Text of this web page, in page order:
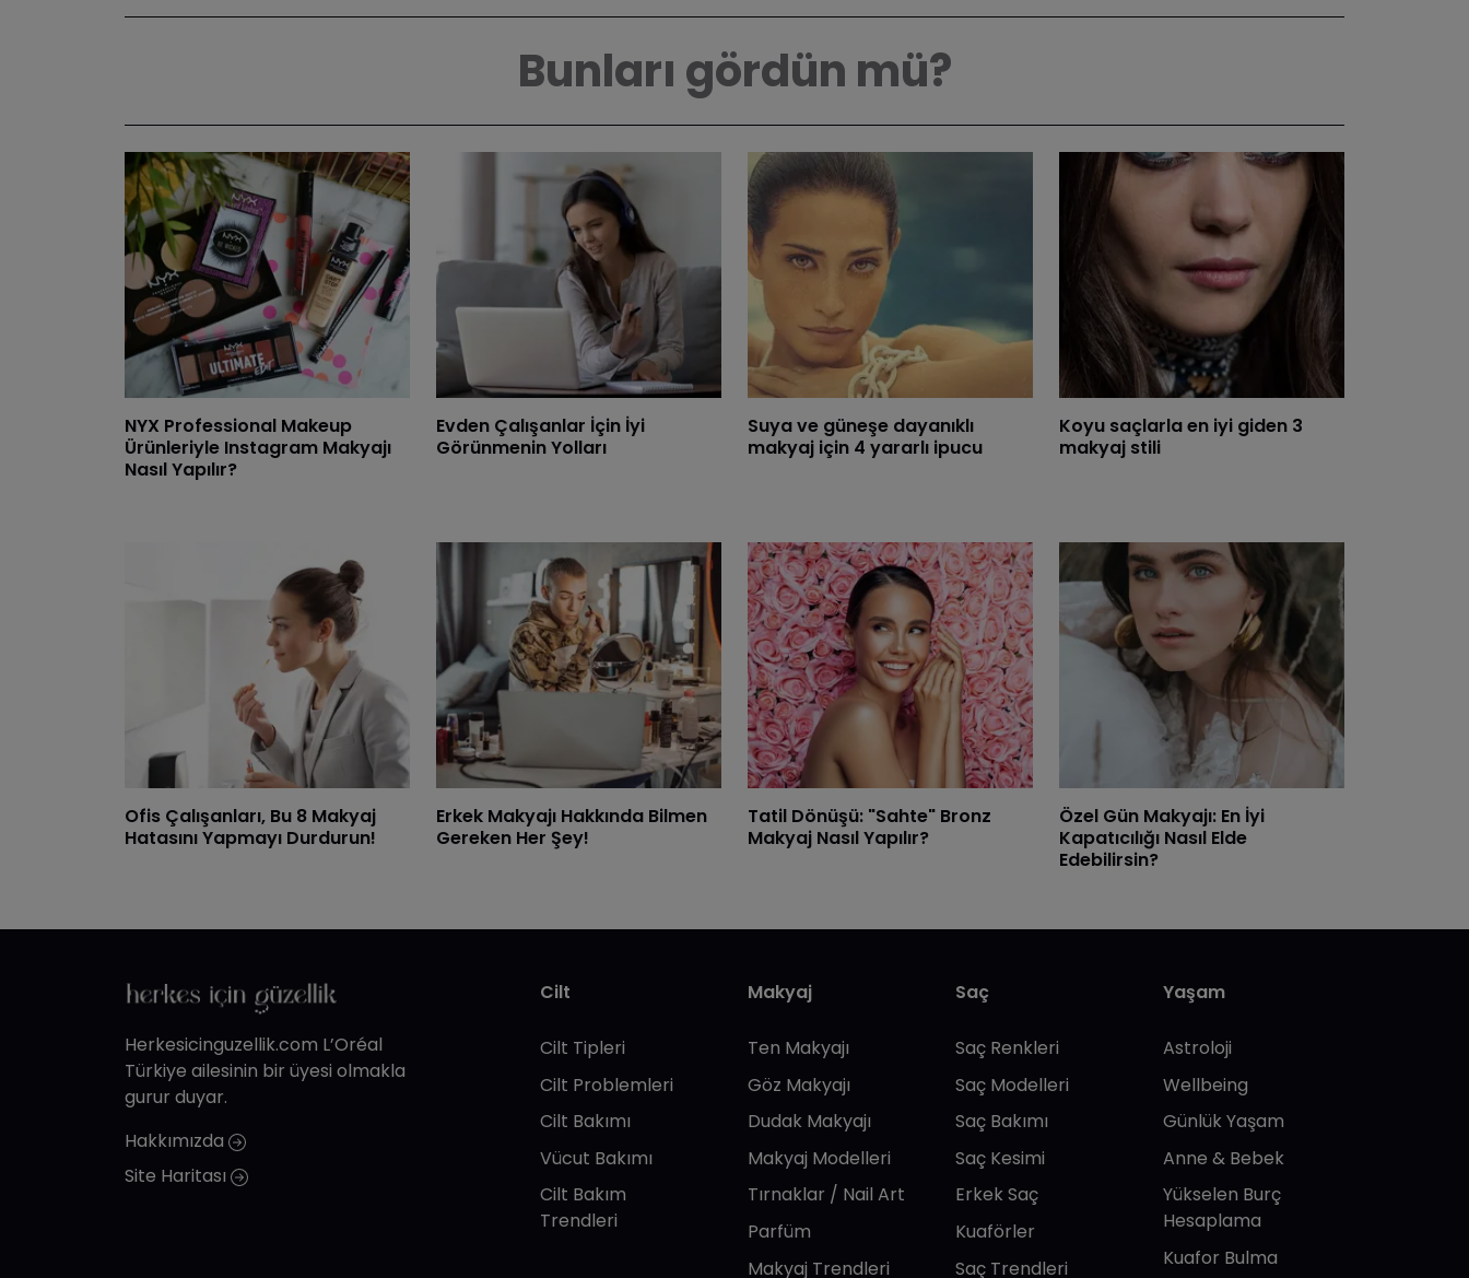
Bunları gördün mü?
NYX Professional Makeup
Ürünleriyle Instagram Makyajı
Nasıl Yapılır?
Evden Çalışanlar İçin İyi
Görünmenin Yolları
Suya ve güneşe dayanıklı
makyaj için 4 yararlı ipucu
Koyu saçlarla en iyi giden 3
makyaj stili
Ofis Çalışanları, Bu 8 Makyaj
Hatasını Yapmayı Durdurun!
Erkek Makyajı Hakkında Bilmen
Gereken Her Şey!
Tatil Dönüşü: "Sahte" Bronz
Makyaj Nasıl Yapılır?
Özel Gün Makyajı: En İyi
Kapatıcılığı Nasıl Elde
Edebilirsin?
Herkesicinguzellik.com L’Oréal
Türkiye ailesinin bir üyesi olmakla
gurur duyar.
Hakkımızda
Site Haritası
Cilt
Cilt Tipleri
Cilt Problemleri
Cilt Bakımı
Vücut Bakımı
Cilt Bakım
Trendleri
Makyaj
Ten Makyajı
Göz Makyajı
Dudak Makyajı
Makyaj Modelleri
Tırnaklar / Nail Art
Parfüm
Makyaj Trendleri
Saç
Saç Renkleri
Saç Modelleri
Saç Bakımı
Saç Kesimi
Erkek Saç
Kuaförler
Saç Trendleri
Yaşam
Astroloji
Wellbeing
Günlük Yaşam
Anne & Bebek
Yükselen Burç
Hesaplama
Kuafor Bulma